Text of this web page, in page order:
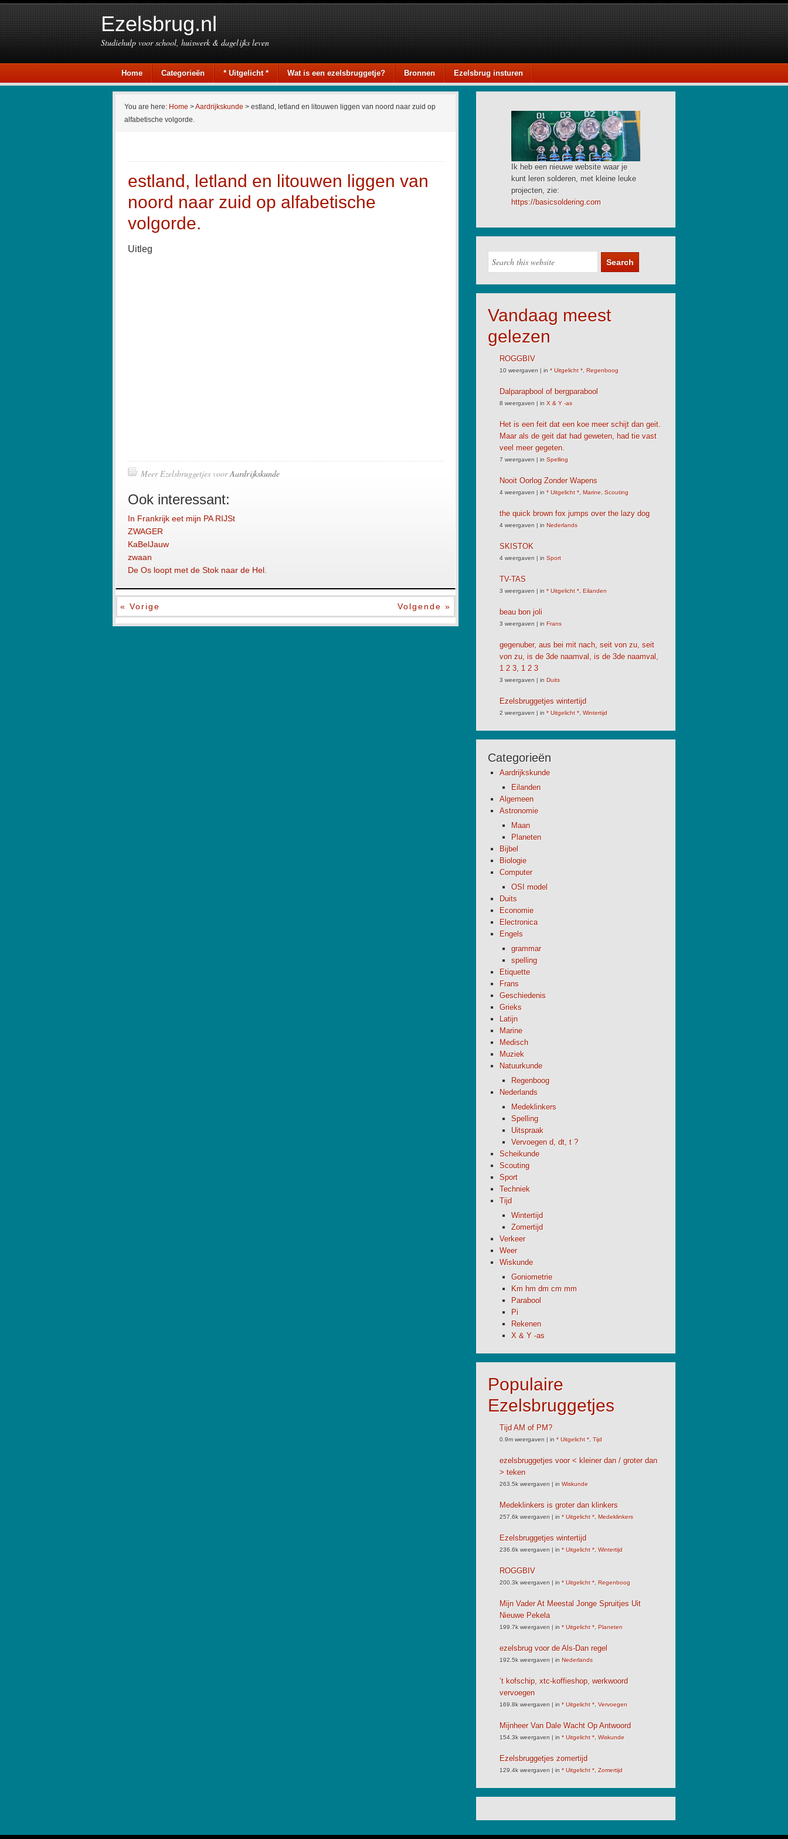
Ezelsbrug.nl
Studiehulp voor school, huiswerk & dagelijks leven
Home Categorieën * Uitgelicht * Wat is een ezelsbruggetje? Bronnen Ezelsbrug insturen
You are here: Home >Aardrijkskunde > estland, letland en litouwen liggen van noord naar zuid op
alfabetische volgorde.
estland, letland en litouwen liggen van
noord naar zuid op alfabetische
volgorde.
Uitleg
Meer Ezelsbruggetjes voorAardrijkskunde
Ook interessant:
In Frankrijk eet mijn PA RIJSt
ZWAGER
KaBelJauw
zwaan
De Os loopt met de Stok naar de Hel.
« Vorige Volgende »
Ik heb een nieuwe website waar je
kunt leren solderen, met kleine leuke
projecten, zie:
https://basicsoldering.com
Vandaag meest
gelezen
ROGGBIV
10 weergaven | in * Uitgelicht *, Regenboog
Dalparapbool of bergparabool
8 weergaven | in X & Y -as
Het is een feit dat een koe meer schijt dan geit.
Maar als de geit dat had geweten, had tie vast
veel meer gegeten.
7 weergaven | in Spelling
Nooit Oorlog Zonder Wapens
4 weergaven | in * Uitgelicht *, Marine, Scouting
the quick brown fox jumps over the lazy dog
4 weergaven | in Nederlands
SKISTOK
4 weergaven | in Sport
TV-TAS
3 weergaven | in * Uitgelicht *, Eilanden
beau bon joli
3 weergaven | in Frans
gegenuber, aus bei mit nach, seit von zu, seit
von zu, is de 3de naamval, is de 3de naamval,
1 2 3, 1 2 3
3 weergaven | in Duits
Ezelsbruggetjes wintertijd
2 weergaven | in * Uitgelicht *, Wintertijd
Categorieën
Aardrijkskunde
Eilanden
Algemeen
Astronomie
Maan
Planeten
Bijbel
Biologie
Computer
OSI model
Duits
Economie
Electronica
Engels
grammar
spelling
Etiquette
Frans
Geschiedenis
Grieks
Latijn
Marine
Medisch
Muziek
Natuurkunde
Regenboog
Nederlands
Medeklinkers
Spelling
Uitspraak
Vervoegen d, dt, t ?
Scheikunde
Scouting
Sport
Techniek
Tijd
Wintertijd
Zomertijd
Verkeer
Weer
Wiskunde
Goniometrie
Km hm dm cm mm
Parabool
Pi
Rekenen
X & Y -as
Populaire
Ezelsbruggetjes
Tijd AM of PM?
0.9m weergaven | in * Uitgelicht *, Tijd
ezelsbruggetjes voor < kleiner dan / groter dan
> teken
263.5k weergaven | in Wiskunde
Medeklinkers is groter dan klinkers
257.6k weergaven | in * Uitgelicht *, Medeklinkers
Ezelsbruggetjes wintertijd
236.6k weergaven | in * Uitgelicht *, Wintertijd
ROGGBIV
200.3k weergaven | in * Uitgelicht *, Regenboog
Mijn Vader At Meestal Jonge Spruitjes Uit
Nieuwe Pekela
199.7k weergaven | in * Uitgelicht *, Planeten
ezelsbrug voor de Als-Dan regel
192.5k weergaven | in Nederlands
’t kofschip, xtc-koffieshop, werkwoord
vervoegen
169.8k weergaven | in * Uitgelicht *, Vervoegen
Mijnheer Van Dale Wacht Op Antwoord
154.3k weergaven | in * Uitgelicht *, Wiskunde
Ezelsbruggetjes zomertijd
129.4k weergaven | in * Uitgelicht *, Zomertijd